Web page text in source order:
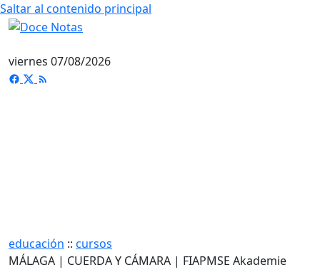
Saltar al contenido principal
viernes 07/08/2026
educación :: cursos
MÁLAGA | CUERDA Y CÁMARA | FIAPMSE Akademie